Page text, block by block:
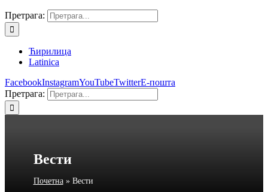
Претрага:
Ћирилица
Latinica
FacebookInstagramYouTubeTwitterЕ-пошта
Претрага:
Вести
Почетна» Вести